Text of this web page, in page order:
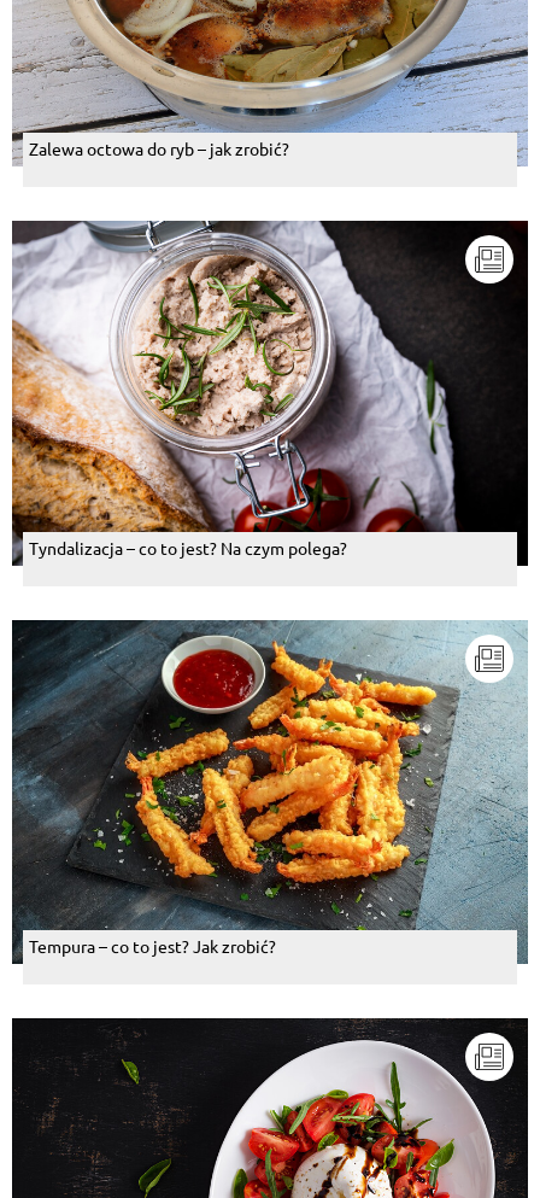
Zalewa octowa do ryb – jak zrobić?
Tyndalizacja – co to jest? Na czym polega?
Tempura – co to jest? Jak zrobić?